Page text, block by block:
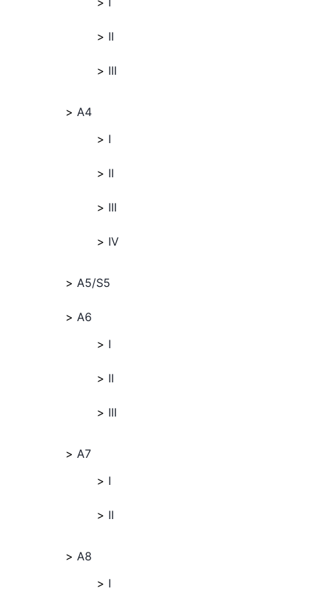
II
III
A4
I
II
III
IV
A5/S5
A6
I
II
III
A7
I
II
A8
I